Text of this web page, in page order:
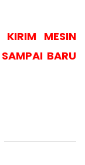
MESIN
BARU